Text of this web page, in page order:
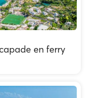
en ferry